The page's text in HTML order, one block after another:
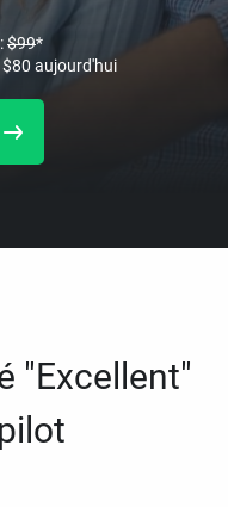
$99*
$80 aujourd'hui
"Excellent"